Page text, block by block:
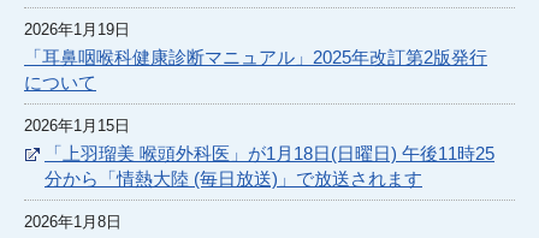
2026年1月19日
「耳鼻咽喉科健康診断マニュアル」2025年改訂第2版発行
について
2026年1月15日
「上羽瑠美 喉頭外科医」が1月18日(日曜日) 午後11時25
分から「情熱大陸 (毎日放送)」で放送されます
2026年1月8日